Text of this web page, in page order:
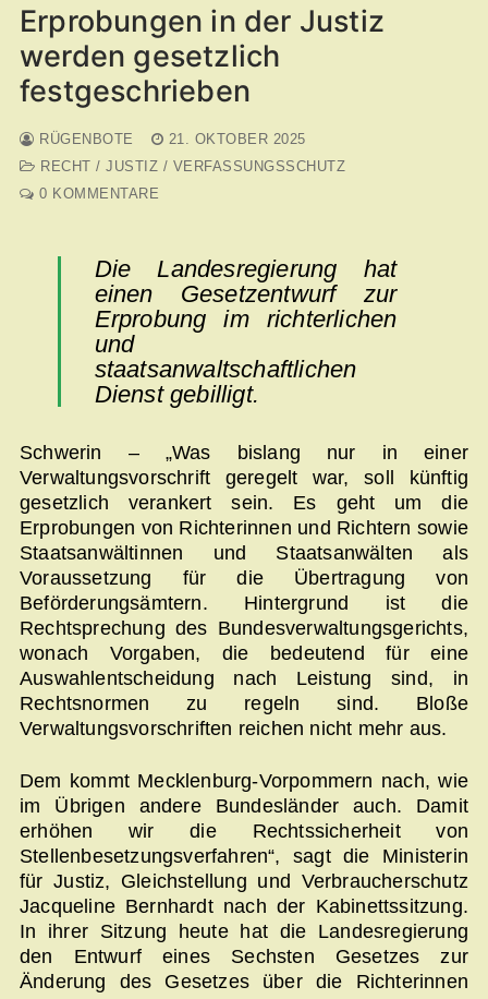
Erprobungen in der Justiz
werden gesetzlich
festgeschrieben
RÜGENBOTE
21. OKTOBER 2025
RECHT / JUSTIZ / VERFASSUNGSSCHUTZ
0 KOMMENTARE
Die Landesregierung hat
einen Gesetzentwurf zur
Erprobung im richterlichen
und
staatsanwaltschaftlichen
Dienst gebilligt.
Schwerin – „Was bislang nur in einer
Verwaltungsvorschrift geregelt war, soll künftig
gesetzlich verankert sein. Es geht um die
Erprobungen von Richterinnen und Richtern sowie
Staatsanwältinnen und Staatsanwälten als
Voraussetzung für die Übertragung von
Beförderungsämtern. Hintergrund ist die
Rechtsprechung des Bundesverwaltungsgerichts,
wonach Vorgaben, die bedeutend für eine
Auswahlentscheidung nach Leistung sind, in
Rechtsnormen zu regeln sind. Bloße
Verwaltungsvorschriften reichen nicht mehr aus.
Dem kommt Mecklenburg-Vorpommern nach, wie
im Übrigen andere Bundesländer auch. Damit
erhöhen wir die Rechtssicherheit von
Stellenbesetzungsverfahren“, sagt die Ministerin
für Justiz, Gleichstellung und Verbraucherschutz
Jacqueline Bernhardt nach der Kabinettssitzung.
In ihrer Sitzung heute hat die Landesregierung
den Entwurf eines Sechsten Gesetzes zur
Änderung des Gesetzes über die Richterinnen